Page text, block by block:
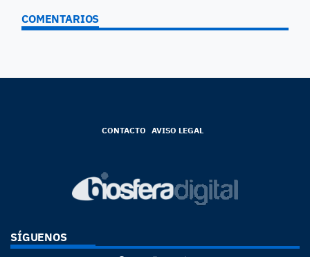
COMENTARIOS
CONTACTO AVISO LEGAL
SÍGUENOS